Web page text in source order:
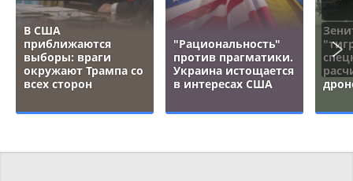
В США
приближаются
выборы: враги
окружают Трампа со
всех сторон
"Рациональность"
против прагматики.
Украина истощается
в интересах США